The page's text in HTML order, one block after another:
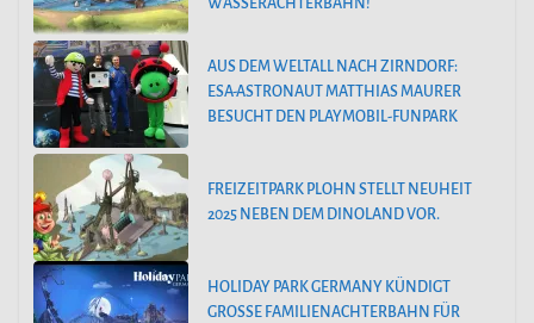
WASSERACHTERBAHN!
AUS DEM WELTALL NACH ZIRNDORF:
ESA-ASTRONAUT MATTHIAS MAURER
BESUCHT DEN PLAYMOBIL-FUNPARK
FREIZEITPARK PLOHN STELLT NEUHEIT
2025 NEBEN DEM DINOLAND VOR.
HOLIDAY PARK GERMANY KÜNDIGT
GROSSE FAMILIENACHTERBAHN FÜR 2